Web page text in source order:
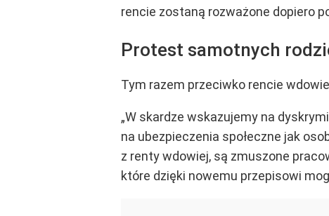
rencie zostaną rozważone dopiero
Protest samotnych
Tym razem przeciwko rencie
„W skardze wskazujemy na
na ubezpieczenia społeczne jak
z renty wdowiej, są zmuszone
które dzięki nowemu przepisowi